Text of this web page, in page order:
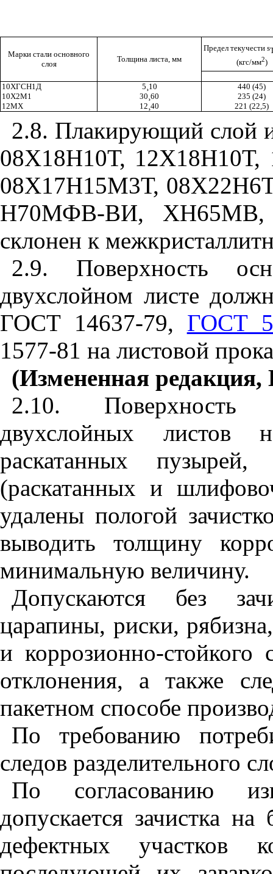
Марки стали основного
слоя
Толщина листа, мм
Предел текучести s
(кгс/мм2)
10ХГСН1Д 5¸10
440 (45)
10Х2М1
30¸60
235 (24)
12МХ
12¸40 221 (22,5)
2.8. Плакирующий слой
08Х18Н10Т,
08Х17Н15М3Т,
Н70МФВ-ВИ, ХН65МВ,
склонен к
2.9. Поверхность
двухслойном листе
ГОСТ 14637-79, ГОСТ
1577-81 на листовой
(Измененная
2.10. Поверхность
двухслойных листов
раскатанных
(раскатанных и
удалены пологой
выводить толщину
минимальную величину.
Допускаются без
царапины, риски,
и коррозионно-
отклонения, а также
пакетном способе
По требованию
следов разделительного
По согласованию
допускается зачистка
дефектных участков